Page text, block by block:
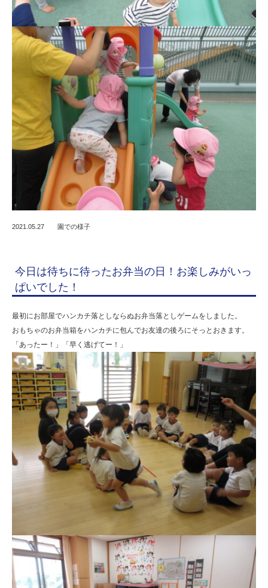
2021.05.27 園での様子
今日は待ちに待ったお弁当の日！お楽しみがいっ
ぱいでした！
最初にお部屋でハンカチ落としならぬお弁当落としゲームをしました。
おもちゃのお弁当箱をハンカチに包んでお友達の後ろにそっとおきます。
「あったー！」「早く逃げてー！」